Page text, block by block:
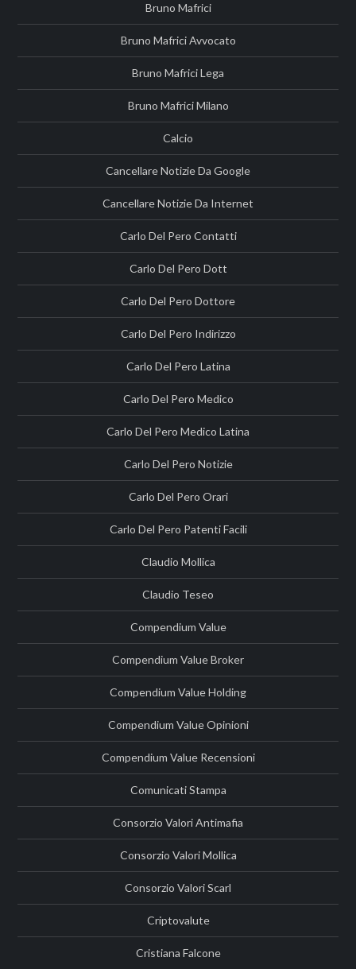
Bruno Mafrici
Bruno Mafrici Avvocato
Bruno Mafrici Lega
Bruno Mafrici Milano
Calcio
Cancellare Notizie Da Google
Cancellare Notizie Da Internet
Carlo Del Pero Contatti
Carlo Del Pero Dott
Carlo Del Pero Dottore
Carlo Del Pero Indirizzo
Carlo Del Pero Latina
Carlo Del Pero Medico
Carlo Del Pero Medico Latina
Carlo Del Pero Notizie
Carlo Del Pero Orari
Carlo Del Pero Patenti Facili
Claudio Mollica
Claudio Teseo
Compendium Value
Compendium Value Broker
Compendium Value Holding
Compendium Value Opinioni
Compendium Value Recensioni
Comunicati Stampa
Consorzio Valori Antimafia
Consorzio Valori Mollica
Consorzio Valori Scarl
Criptovalute
Cristiana Falcone